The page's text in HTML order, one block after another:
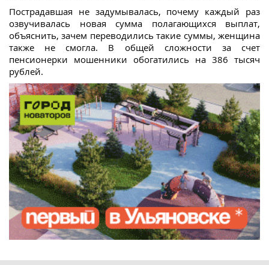
Пострадавшая не задумывалась, почему каждый раз
озвучивалась новая сумма полагающихся выплат,
объяснить, зачем переводились такие суммы, женщина
также не смогла. В общей сложности за счет
пенсионерки мошенники обогатились на 386 тысяч
рублей.